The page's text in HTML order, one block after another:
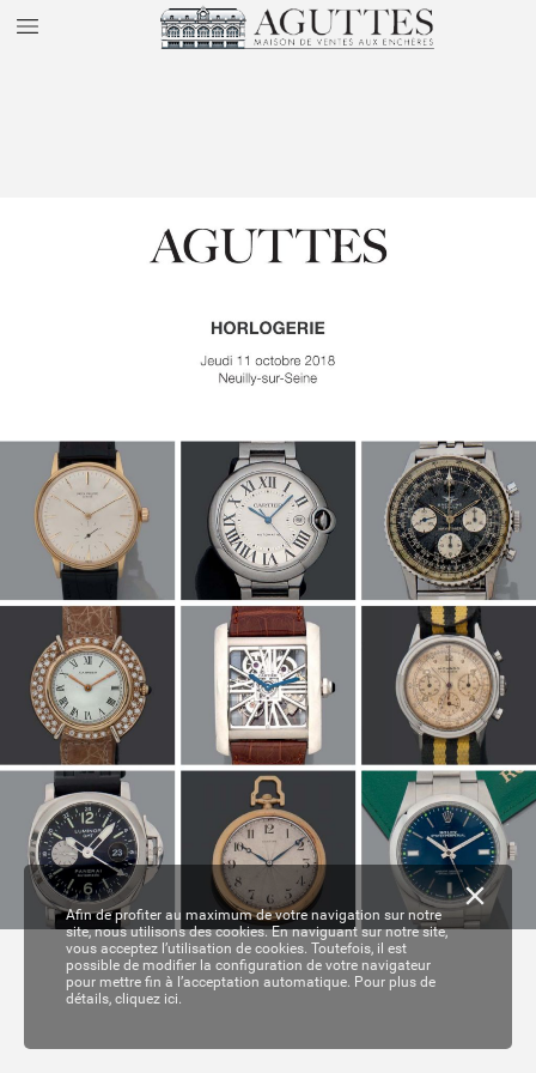
Afin de profiter au maximum de votre navigation sur notre
site, nous utilisons des cookies. En naviguant sur notre site,
vous acceptez l’utilisation de cookies. Toutefois, il est
possible de modifier la configuration de votre navigateur
pour mettre fin à l’acceptation automatique. Pour plus de
détails, cliquez ici.